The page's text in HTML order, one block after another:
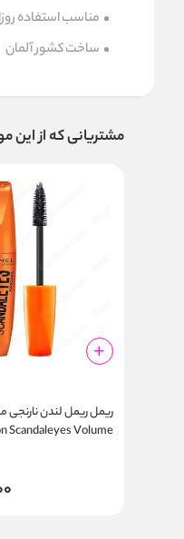
مناسب استفاده
ساخت کشور آلمان
مشتریانی که از این
ریمل ریمل لندن نارنجی
Scandaleyes Volume